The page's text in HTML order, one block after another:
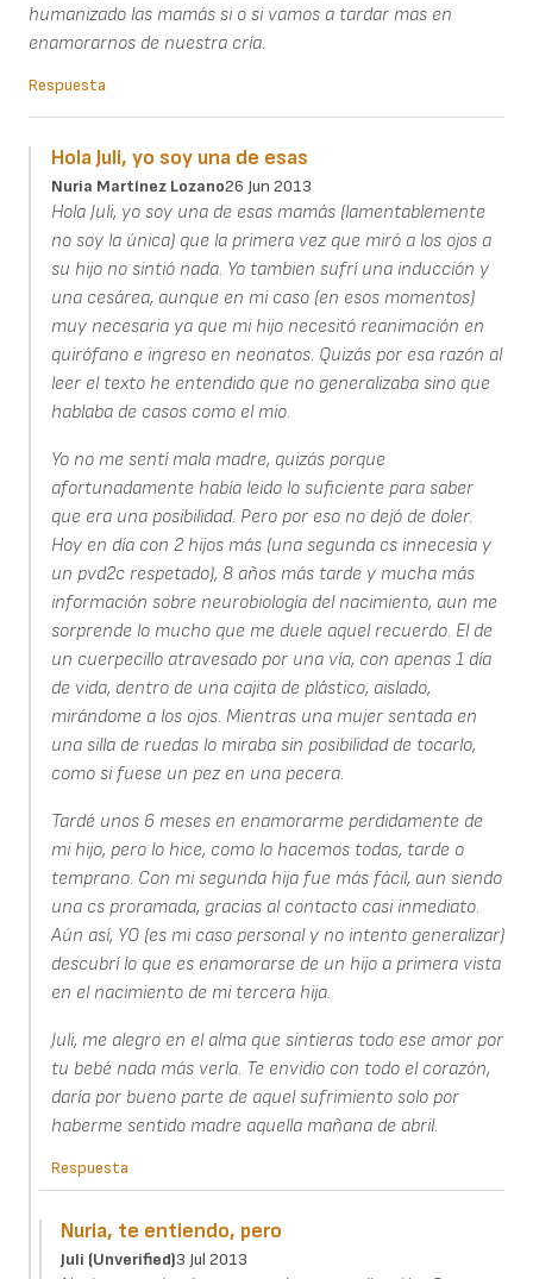
humanizado las mamás si o si vamos a tardar mas en
enamorarnos de nuestra cría.
Respuesta
Hola Juli, yo soy una de esas
Nuria Martínez Lozano26 Jun 2013
Hola Juli, yo soy una de esas mamás (lamentablemente
no soy la única) que la primera vez que miró a los ojos a
su hijo no sintió nada. Yo tambien sufrí una inducción y
una cesárea, aunque en mi caso (en esos momentos)
muy necesaria ya que mi hijo necesitó reanimación en
quirófano e ingreso en neonatos. Quizás por esa razón al
leer el texto he entendido que no generalizaba sino que
hablaba de casos como el mio.
Yo no me sentí mala madre, quizás porque
afortunadamente había leido lo suficiente para saber
que era una posibilidad. Pero por eso no dejó de doler.
Hoy en día con 2 hijos más (una segunda cs innecesia y
un pvd2c respetado), 8 años más tarde y mucha más
información sobre neurobiología del nacimiento, aun me
sorprende lo mucho que me duele aquel recuerdo. El de
un cuerpecillo atravesado por una vía, con apenas 1 día
de vida, dentro de una cajita de plástico, aislado,
mirándome a los ojos. Mientras una mujer sentada en
una silla de ruedas lo miraba sin posibilidad de tocarlo,
como si fuese un pez en una pecera.
Tardé unos 6 meses en enamorarme perdidamente de
mi hijo, pero lo hice, como lo hacemos todas, tarde o
temprano. Con mi segunda hija fue más fácil, aun siendo
una cs proramada, gracias al contacto casi inmediato.
Aún así, YO (es mi caso personal y no intento generalizar)
descubrí lo que es enamorarse de un hijo a primera vista
en el nacimiento de mi tercera hija.
Juli, me alegro en el alma que sintieras todo ese amor por
tu bebé nada más verla. Te envidio con todo el corazón,
daría por bueno parte de aquel sufrimiento solo por
haberme sentido madre aquella mañana de abril.
Respuesta
Nuria, te entiendo, pero
Juli (unverified)3 Jul 2013